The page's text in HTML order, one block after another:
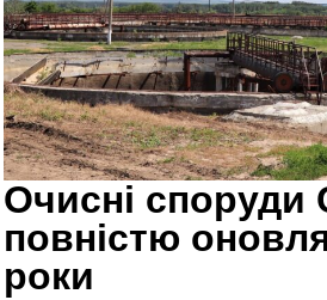
Очисні споруди
повністю
роки